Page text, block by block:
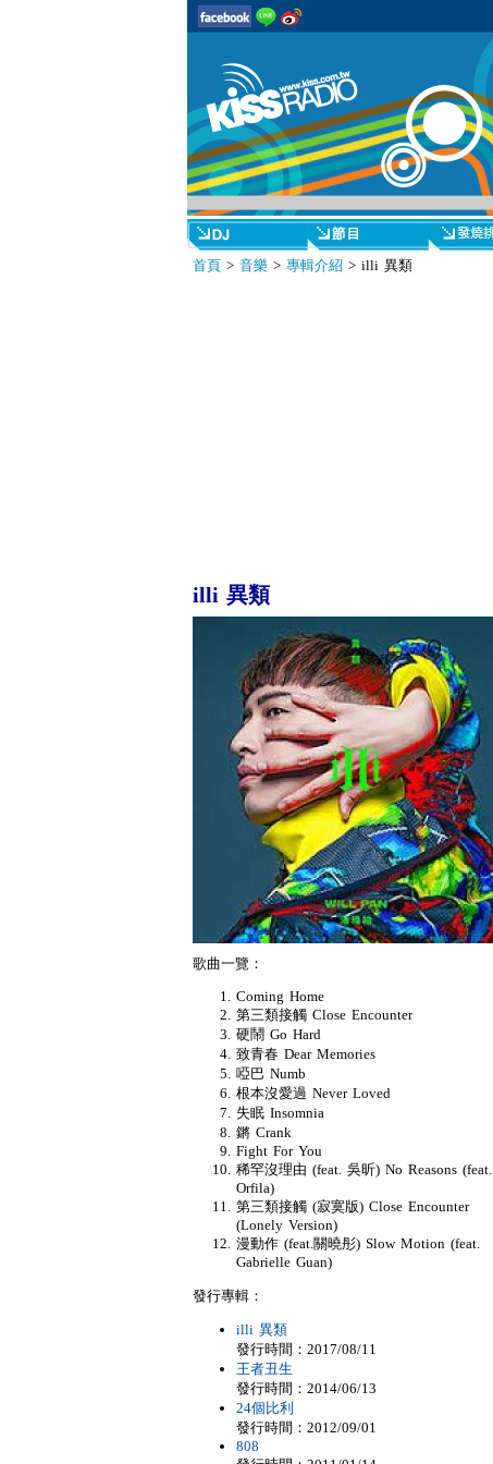
首頁> 音樂> 專輯介紹 > illi 異類
illi 異類
歌曲一覽：
Coming Home
第三類接觸 Close Encounter
硬鬧 Go Hard
致青春 Dear Memories
啞巴 Numb
根本沒愛過 Never Loved
失眠 Insomnia
鏘 Crank
Fight For You
稀罕沒理由 (feat. 吳昕) No Reasons (feat.
Orfila)
第三類接觸 (寂寞版) Close Encounter
(Lonely Version)
漫動作 (feat.關曉彤) Slow Motion (feat.
Gabrielle Guan)
發行專輯：
illi 異類
發行時間：2017/08/11
王者丑生
發行時間：2014/06/13
24個比利
發行時間：2012/09/01
808